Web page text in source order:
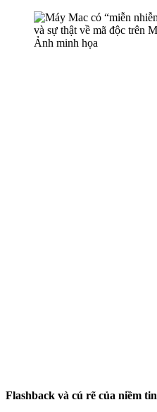
Ảnh minh họa
Flashback và cú rẽ của niềm tin